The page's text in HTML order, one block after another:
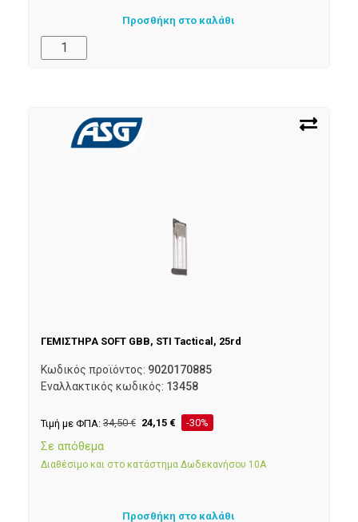
Προσθήκη στο καλάθι
ΓΕΜΙΣΤΗΡΑ SOFT GBB, STI Tactical, 25rd
Κωδικός προϊόντος: 9020170885
Εναλλακτικός κωδικός: 13458
Τιμή με ΦΠΑ: 34,50€ 24,15 € -30%
Σε απόθεμα
Διαθέσιμο και στο κατάστημα Δωδεκανήσου 10Α
Προσθήκη στο καλάθι